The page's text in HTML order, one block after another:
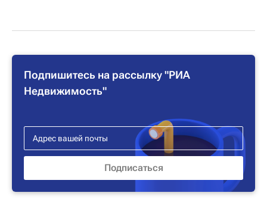
Подпишитесь на рассылку "РИА
Недвижимость"